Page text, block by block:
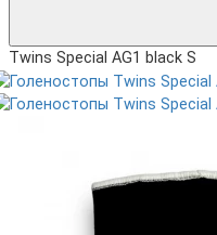
Twins Special AG1 black S